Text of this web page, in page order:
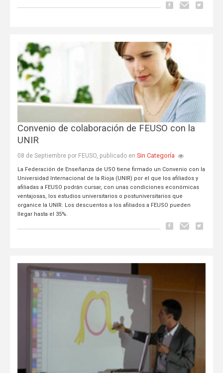
Convenio de colaboración de FEUSO con la
UNIR
08 de Septiembre por FEUSO, publicado en Sin Categoría
La Federación de Enseñanza de USO tiene firmado un Convenio con la
Universidad Internacional de la Rioja (UNIR) por el que los afiliados y
afiliadas a FEUSO podrán cursar, con unas condiciones económicas
ventajosas, los estudios universitarios o postuniversitarios que
organice la UNIR. Los descuentos a los afiliados a FEUSO pueden
llegar hasta el 35%.